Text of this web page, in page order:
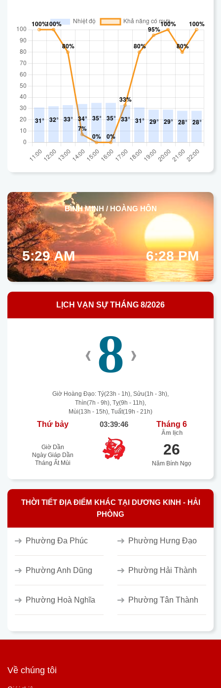
BÌNH MINH / HOÀNG HÔN
5:29 AM 6:28 PM
LỊCH VẠN SỰ THÁNG 8/2026
‹ 8 ›
Giờ Hoàng Đạo: Tý(23h - 1h), Sửu(1h - 3h),
Thìn(7h - 9h), Tỵ(9h - 11h),
Mùi(13h - 15h), Tuất(19h - 21h)
Thứ bảy 03:39:47 Tháng 6
Âm lịch
Giờ Dần
Ngày Giáp Dần
Tháng Ất Mùi
26
Năm Bính Ngọ
THỜI TIẾT ĐỊA ĐIỂM KHÁC TẠI DƯƠNG KINH - HẢI
PHÒNG
Phường Đa Phúc Phường Hưng Đạo
Phường Anh Dũng Phường Hải Thành
Phường Hoà Nghĩa Phường Tân Thành
Về chúng tôi